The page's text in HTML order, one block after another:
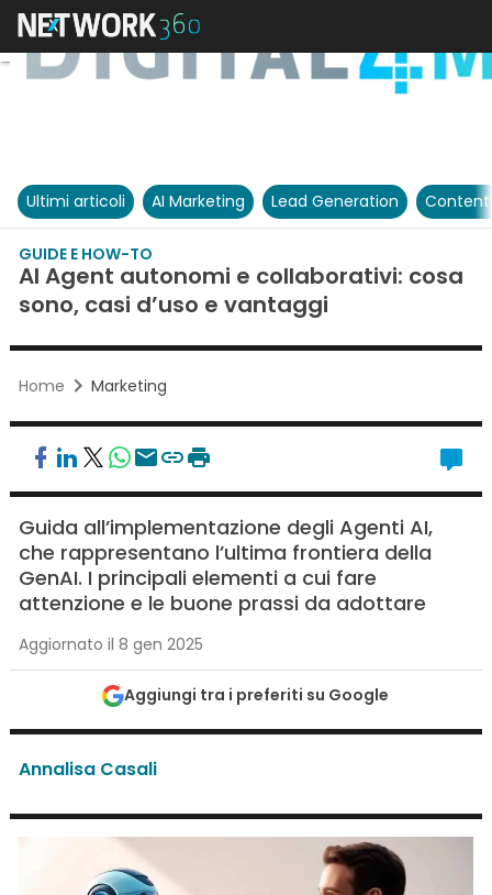
Ultimi articoli AI Marketing Lead Generation
GUIDE E HOW-TO
AI Agent autonomi e collaborativi: cosa
sono, casi d’uso e vantaggi
Home Marketing
Guida all’implementazione degli Agenti AI,
che rappresentano l’ultima frontiera della
GenAI. I principali elementi a cui fare
attenzione e le buone prassi da adottare
Aggiornato il 8 gen 2025
Aggiungi tra i preferiti su Google
Annalisa Casali